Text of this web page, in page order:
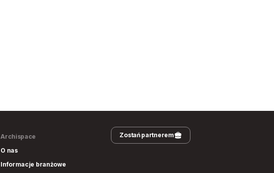
Archispace
O nas
Informacje branżowe
Zostań partnerem